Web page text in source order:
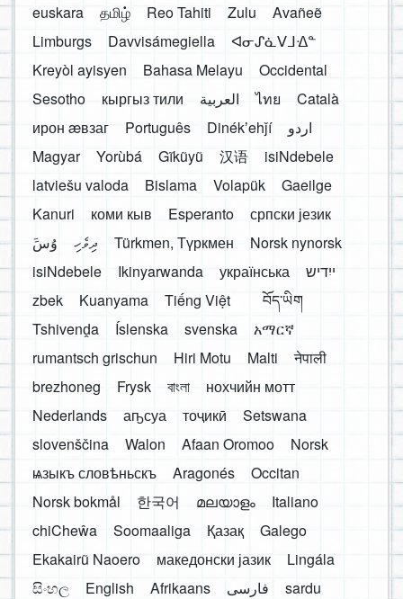
euskara
தமிழ் Reo Tahiti Zulu
Avañeẽ
Limburgs
Davvisámegiella
ᐊᓂᔑᓈᐯᒧᐎᓐ
Kreyòl ayisyen
Bahasa Melayu
Occidental
Sesotho
кыргыз тили العربية ไทย
Català
ирон æвзаг
Português Dinékʼehǰí
اردو
Magyar
Yorùbá Gĩkũyũ 汉语
isiNdebele
latviešu valoda
Bislama Volapük
Gaeilge
Kanuri
коми кыв Esperanto
српски језик
َوُسَ
ދިވެހި Türkmen, Түркмен
Norsk nynorsk
isiNdebele
Ikinyarwanda українська
ייִדיש
zbek
Kuanyama Tiếng Việt
བོད་ཡིག
Tshivenḓa
Íslenska svenska
አማርኛ
rumantsch grischun
Hiri Motu Malti
नेपाली
brezhoneg
Frysk বাংলা
нохчийн мотт
Nederlands
аҧсуа тоҷикӣ
Setswana
slovenščina
Walon Afaan Oromoo
Norsk
ѩзыкъ словѣньскъ
Aragonés
Occitan
Norsk bokmål
한국어 മലയാളം
Italiano
chiCheŵa
Soomaaliga Қазақ
Galego
Ekakairũ Naoero
македонски јазик
Lingála
සිංහල
English Afrikaans فارسی
sardu